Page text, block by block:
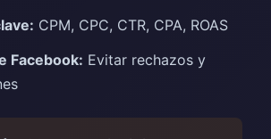
CPM, CPC, CTR, CPA, ROAS
Facebook: Evitar rechazos y